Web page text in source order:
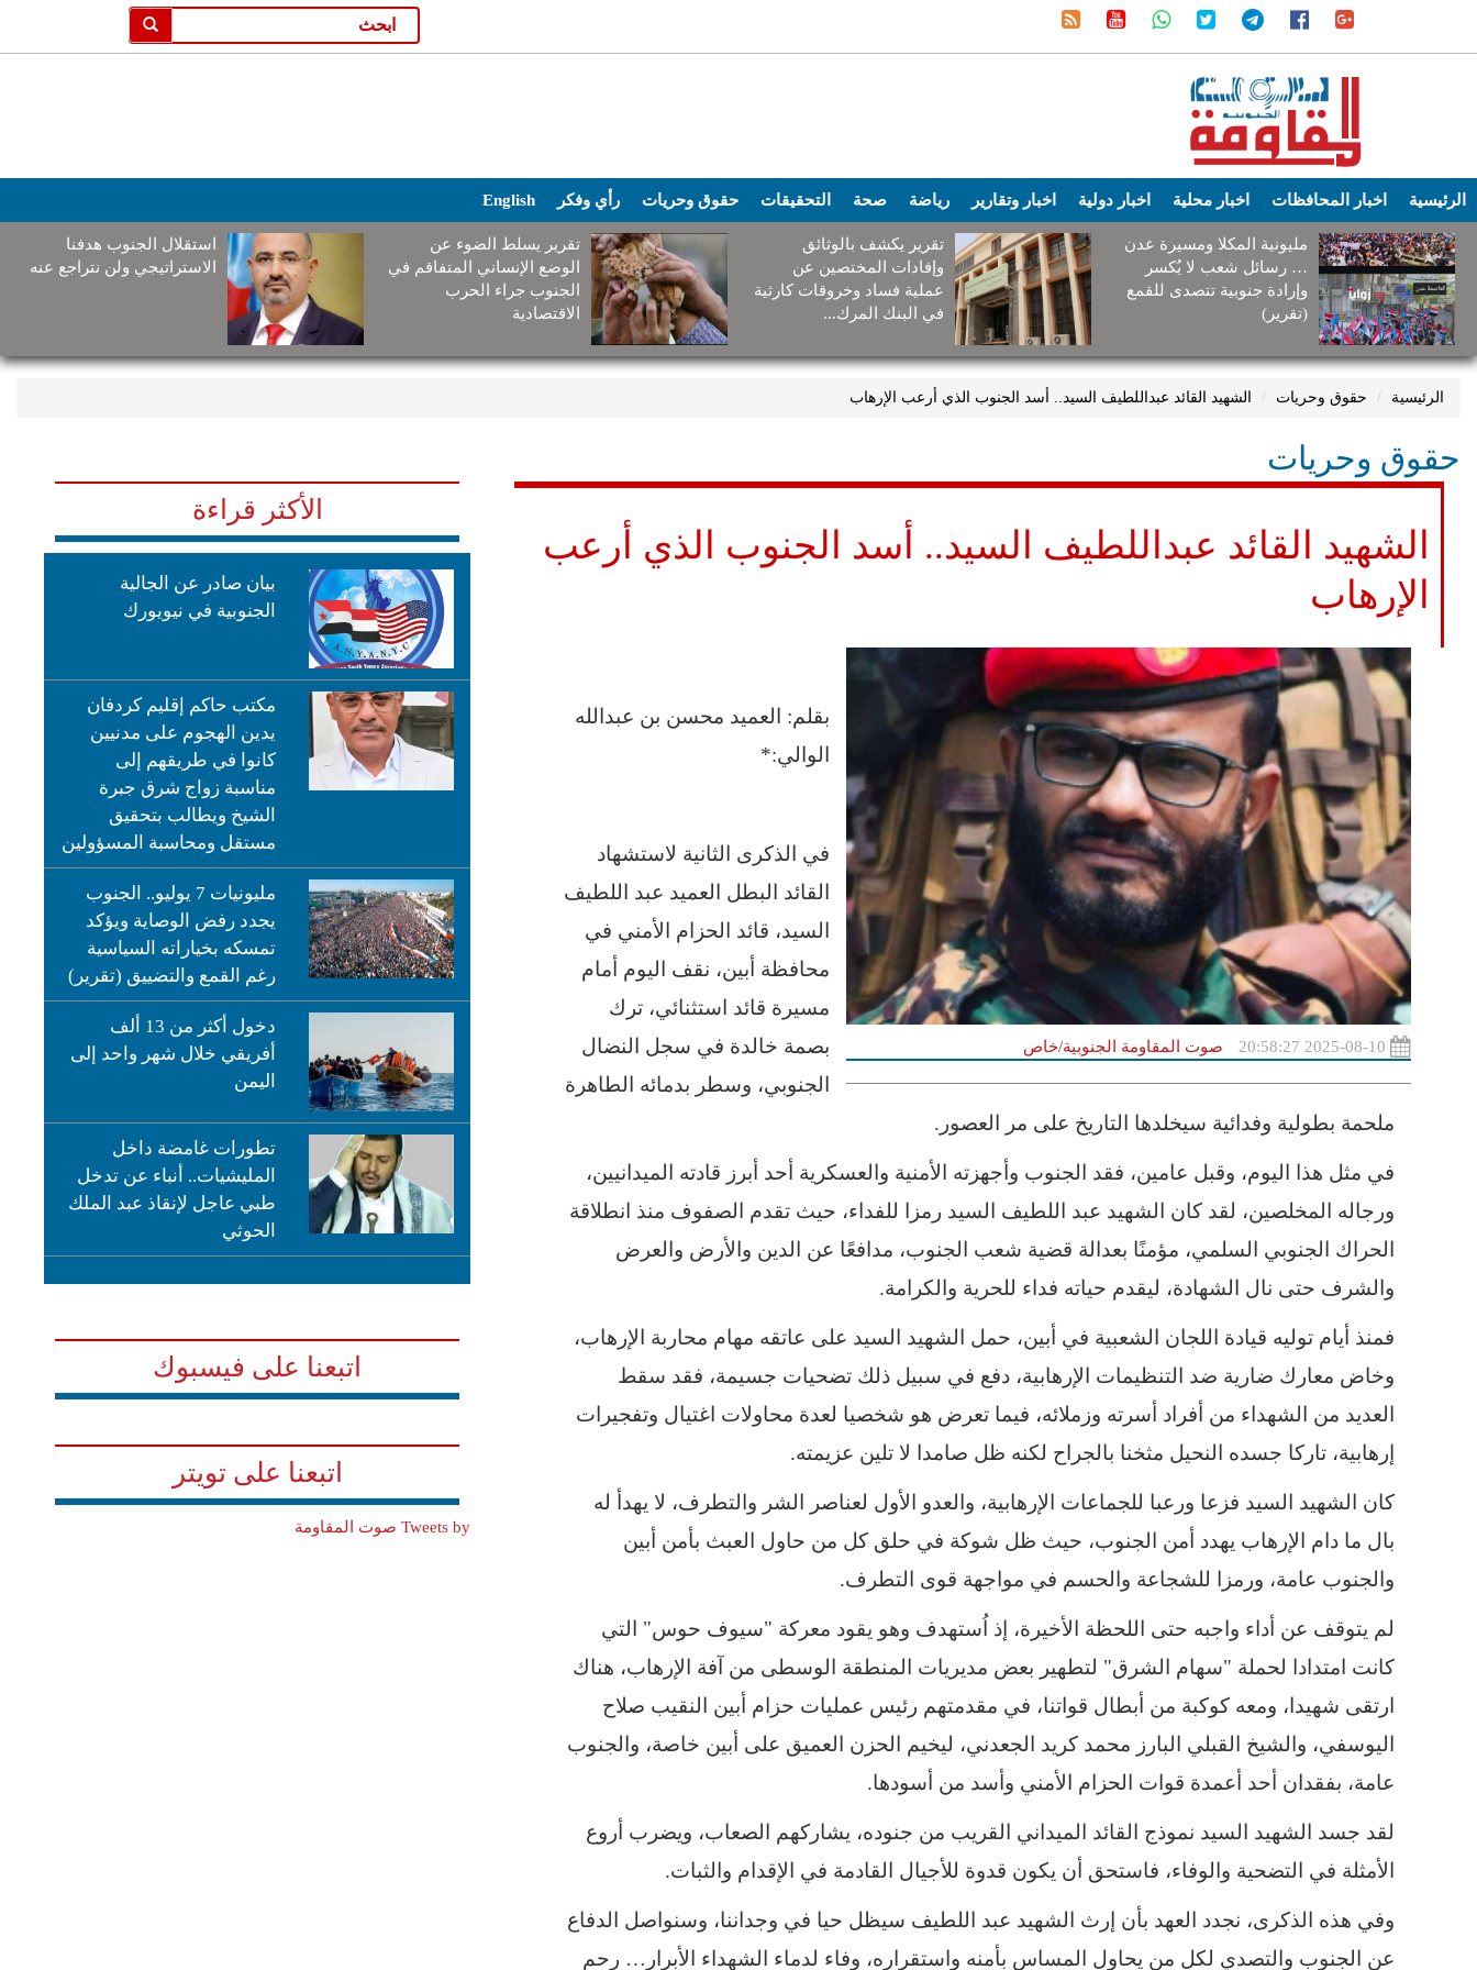
الرئيسية اخبار المحافظات اخبار محلية اخبار دولية اخبار وتقارير رياضة صحة التحقيقات حقوق وحريات رأي وفكر English
مليونية المكلا ومسيرة عدن
… رسائل شعب لا يُكسر
وإرادة جنوبية تتصدى للقمع
(تقرير)
تقرير يكشف بالوثائق
وإفادات المختصين عن
عملية فساد وخروقات كارثية
في البنك المرك...
تقرير يسلط الضوء عن
الوضع الإنساني المتفاقم في
الجنوب جراء الحرب
الاقتصادية
استقلال الجنوب هدفنا
الاستراتيجي ولن نتراجع عنه
الرئيسية حقوق وحريات الشهيد القائد عبداللطيف السيد.. أسد الجنوب الذي أرعب الإرهاب
حقوق وحريات
الشهيد القائد عبداللطيف السيد.. أسد الجنوب الذي أرعب
الإرهاب
صوت المقاومة الجنوبية/خاص
بقلم: العميد محسن بن عبدالله
الوالي:*
في الذكرى الثانية لاستشهاد
القائد البطل العميد عبد اللطيف
السيد، قائد الحزام الأمني في
محافظة أبين، نقف اليوم أمام
مسيرة قائد استثنائي، ترك
بصمة خالدة في سجل النضال
الجنوبي، وسطر بدمائه الطاهرة
ملحمة بطولية وفدائية سيخلدها التاريخ على مر العصور.
في مثل هذا اليوم، وقبل عامين، فقد الجنوب وأجهزته الأمنية والعسكرية أحد أبرز قادته الميدانيين،
ورجاله المخلصين، لقد كان الشهيد عبد اللطيف السيد رمزا للفداء، حيث تقدم الصفوف منذ انطلاقة
الحراك الجنوبي السلمي، مؤمنًا بعدالة قضية شعب الجنوب، مدافعًا عن الدين والأرض والعرض
والشرف حتى نال الشهادة، ليقدم حياته فداء للحرية والكرامة.
فمنذ أيام توليه قيادة اللجان الشعبية في أبين، حمل الشهيد السيد على عاتقه مهام محاربة الإرهاب،
وخاض معارك ضارية ضد التنظيمات الإرهابية، دفع في سبيل ذلك تضحيات جسيمة، فقد سقط
العديد من الشهداء من أفراد أسرته وزملائه، فيما تعرض هو شخصيا لعدة محاولات اغتيال وتفجيرات
إرهابية، تاركا جسده النحيل مثخنا بالجراح لكنه ظل صامدا لا تلين عزيمته.
كان الشهيد السيد فزعا ورعبا للجماعات الإرهابية، والعدو الأول لعناصر الشر والتطرف، لا يهدأ له
بال ما دام الإرهاب يهدد أمن الجنوب، حيث ظل شوكة في حلق كل من حاول العبث بأمن أبين
والجنوب عامة، ورمزا للشجاعة والحسم في مواجهة قوى التطرف.
لم يتوقف عن أداء واجبه حتى اللحظة الأخيرة، إذ اُستهدف وهو يقود معركة "سيوف حوس" التي
كانت امتدادا لحملة "سهام الشرق" لتطهير بعض مديريات المنطقة الوسطى من آفة الإرهاب، هناك
ارتقى شهيدا، ومعه كوكبة من أبطال قواتنا، في مقدمتهم رئيس عمليات حزام أبين النقيب صلاح
اليوسفي، والشيخ القبلي البارز محمد كريد الجعدني، ليخيم الحزن العميق على أبين خاصة، والجنوب
عامة، بفقدان أحد أعمدة قوات الحزام الأمني وأسد من أسودها.
لقد جسد الشهيد السيد نموذج القائد الميداني القريب من جنوده، يشاركهم الصعاب، ويضرب أروع
الأمثلة في التضحية والوفاء، فاستحق أن يكون قدوة للأجيال القادمة في الإقدام والثبات.
وفي هذه الذكرى، نجدد العهد بأن إرث الشهيد عبد اللطيف سيظل حيا في وجداننا، وسنواصل الدفاع
عن الجنوب والتصدي لكل من يحاول المساس بأمنه واستقراره، وفاء لدماء الشهداء الأبرار… رحم
الأكثر قراءة
بيان صادر عن الجالية
الجنوبية في نيويورك
مكتب حاكم إقليم كردفان
يدين الهجوم على مدنيين
كانوا في طريقهم إلى
مناسبة زواج شرق جبرة
الشيخ ويطالب بتحقيق
مستقل ومحاسبة المسؤولين
مليونيات 7 يوليو.. الجنوب
يجدد رفض الوصاية ويؤكد
تمسكه بخياراته السياسية
رغم القمع والتضييق (تقرير)
دخول أكثر من 13 ألف
أفريقي خلال شهر واحد إلى
اليمن
تطورات غامضة داخل
المليشيات.. أنباء عن تدخل
طبي عاجل لإنقاذ عبد الملك
الحوثي
اتبعنا على فيسبوك
اتبعنا على تويتر
Tweets by صوت المقاومة